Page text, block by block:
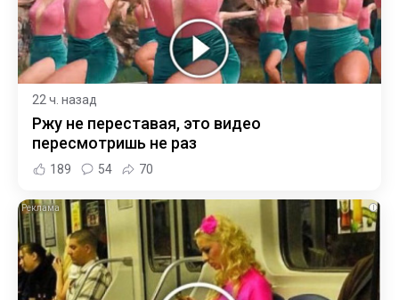
22 ч. назад
Ржу не переставая, это видео
пересмотришь не раз
189 54 70
i